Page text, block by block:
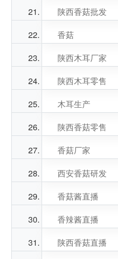
陕西香菇批发
香菇
陕西木耳厂家
陕西木耳零售
木耳生产
陕西香菇零售
香菇厂家
西安香菇研发
香菇酱直播
香辣酱直播
陕西香菇直播